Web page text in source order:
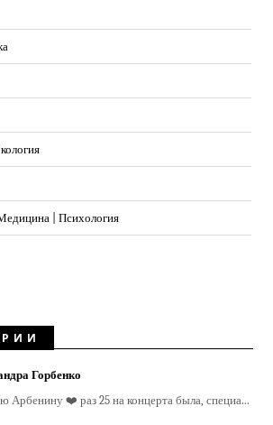
| Психология
Горбенко
Арбенину ❤️ раз 25 на концерта была, специа...